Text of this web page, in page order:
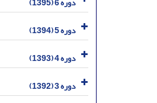
دوره 5 (1394)
دوره 4 (1393)
دوره 3 (1392)